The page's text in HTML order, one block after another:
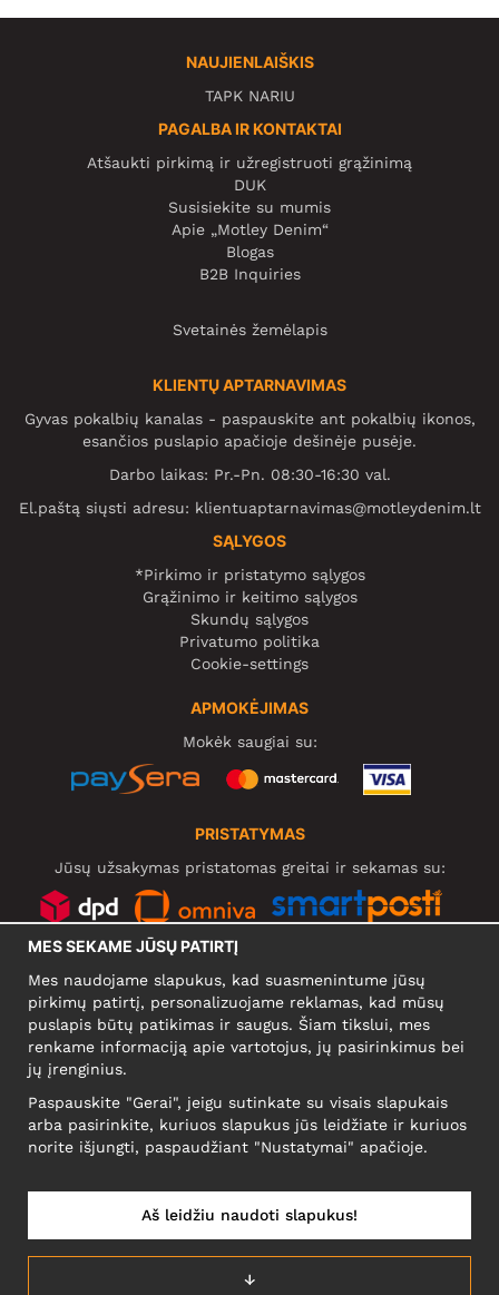
NAUJIENLAIŠKIS
TAPK NARIU
PAGALBA IR KONTAKTAI
Atšaukti pirkimą ir užregistruoti grąžinimą
DUK
Susisiekite su mumis
Apie „Motley Denim“
Blogas
B2B Inquiries
Svetainės žemėlapis
KLIENTŲ APTARNAVIMAS
Gyvas pokalbių kanalas - paspauskite ant pokalbių ikonos,
esančios puslapio apačioje dešinėje pusėje.
Darbo laikas: Pr.-Pn. 08:30-16:30 val.
El.paštą siųsti adresu: klientuaptarnavimas@motleydenim.lt
SĄLYGOS
*Pirkimo ir pristatymo sąlygos
Grąžinimo ir keitimo sąlygos
Skundų sąlygos
Privatumo politika
Cookie-settings
APMOKĖJIMAS
Mokėk saugiai su:
PRISTATYMAS
Jūsų užsakymas pristatomas greitai ir sekamas su:
KOMPANIJA
Narva mnt 5, EE-10117 Tallinn
Reg: 12356245
LIETUVĄ/LIETUVIŲ
MES SEKAME JŪSŲ PATIRTĮ
Mes naudojame slapukus, kad suasmenintume jūsų
pirkimų patirtį, personalizuojame reklamas, kad mūsų
puslapis būtų patikimas ir saugus. Šiam tikslui, mes
renkame informaciją apie vartotojus, jų pasirinkimus bei
jų įrenginius.
Paspauskite "Gerai", jeigu sutinkate su visais slapukais
arba pasirinkite, kuriuos slapukus jūs leidžiate ir kuriuos
norite išjungti, paspaudžiant "Nustatymai" apačioje.
↓
Aš leidžiu naudoti slapukus!